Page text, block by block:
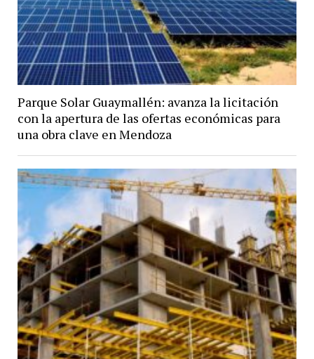
Parque Solar Guaymallén: avanza la licitación
con la apertura de las ofertas económicas para
una obra clave en Mendoza